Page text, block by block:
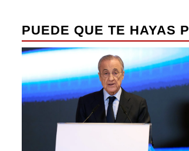
PUEDE QUE TE HAYAS